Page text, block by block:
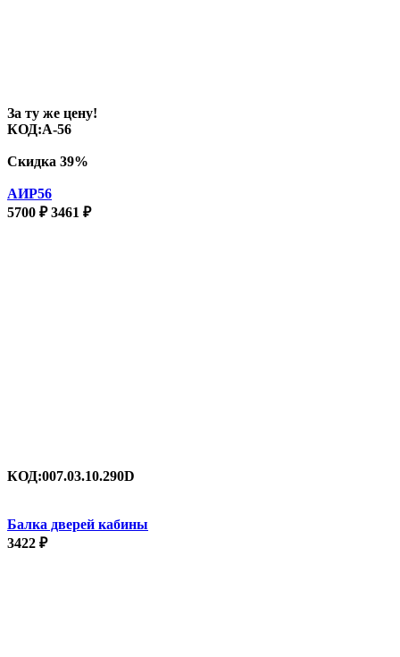
За ту же цену!
КОД:A-56
Скидка 39%
АИР56
5700 ₽ 3461 ₽
КОД:007.03.10.290D
Балка дверей кабины
3422 ₽